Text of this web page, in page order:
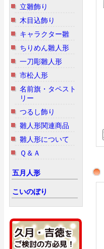
立雛飾り
木目込飾り
キャラクター雛
ちりめん雛人形
一刀彫雛人形
市松人形
名前旗・タペスト
リー
つるし飾り
雛人形関連商品
雛人形について
Ｑ＆Ａ
五月人形
こいのぼり